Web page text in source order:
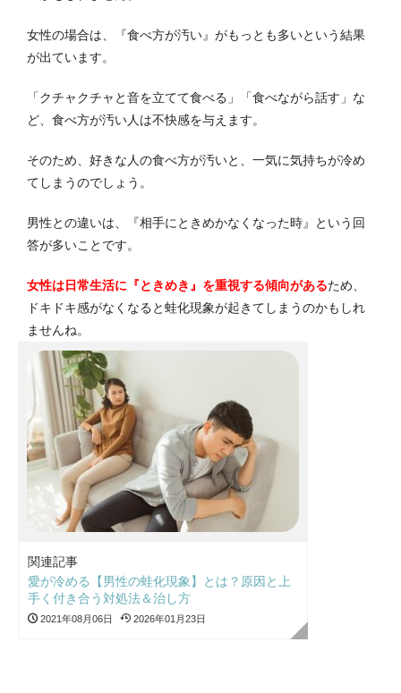
女性の場合は、『食べ方が汚い』がもっとも多いという結果
が出ています。
「クチャクチャと音を立てて食べる」「食べながら話す」な
ど、食べ方が汚い人は不快感を与えます。
そのため、好きな人の食べ方が汚いと、一気に気持ちが冷め
てしまうのでしょう。
男性との違いは、『相手にときめかなくなった時』という回
答が多いことです。
女性は日常生活に『ときめき』を重視する傾向があるため、
ドキドキ感がなくなると蛙化現象が起きてしまうのかもしれ
ませんね。
関連記事
愛が冷める【男性の蛙化現象】とは？原因と上
手く付き合う対処法＆治し方
2021年08月06日 2026年01月23日